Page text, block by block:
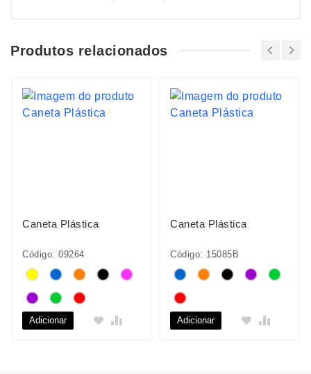
Produtos relacionados
Caneta Plástica
Código: 09264
Adicionar
Caneta Plástica
Código: 15085B
Adicionar